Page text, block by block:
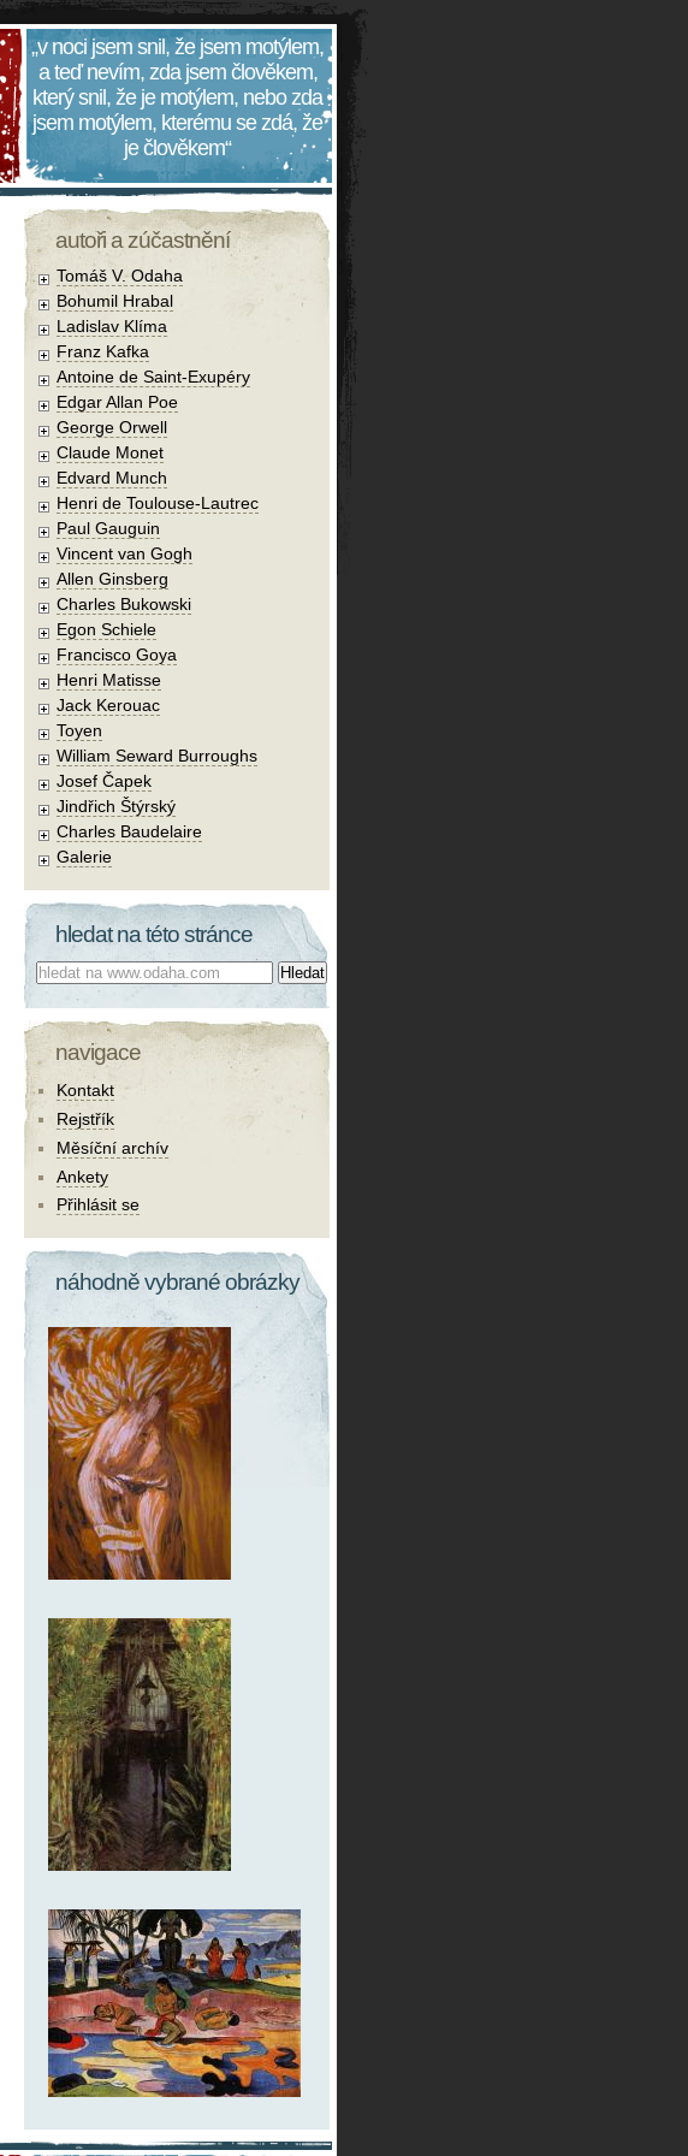
„v noci jsem snil, že jsem motýlem,
a teď nevím, zda jsem člověkem,
který snil, že je motýlem, nebo zda
jsem motýlem, kterému se zdá, že
je člověkem“
autoři a zúčastnění
Tomáš V. Odaha
Bohumil Hrabal
Ladislav Klíma
Franz Kafka
Antoine de Saint-Exupéry
Edgar Allan Poe
George Orwell
Claude Monet
Edvard Munch
Henri de Toulouse-Lautrec
Paul Gauguin
Vincent van Gogh
Allen Ginsberg
Charles Bukowski
Egon Schiele
Francisco Goya
Henri Matisse
Jack Kerouac
Toyen
William Seward Burroughs
Josef Čapek
Jindřich Štýrský
Charles Baudelaire
Galerie
hledat na této stránce
Co hledat:
navigace
Kontakt
Rejstřík
Měsíční archív
Ankety
Přihlásit se
náhodně vybrané obrázky